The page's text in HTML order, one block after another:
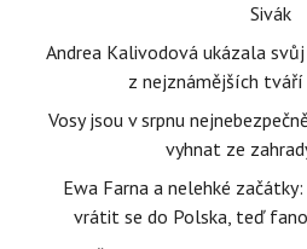
Sivák
Andrea Kalivodová ukázala
z nejznámějších tváří
Vosy jsou v srpnu
vyhnat ze
Ewa Farna a nelehké
vrátit se do Polska, teď